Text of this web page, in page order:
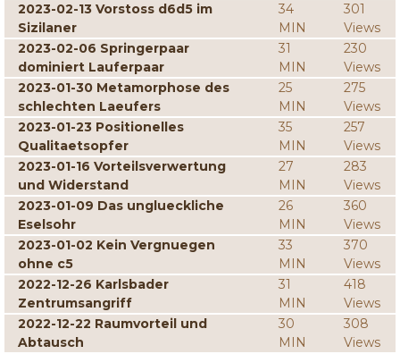
2023-02-13 Vorstoss d6d5 im
Sizilaner
34
MIN
301
Views
2023-02-06 Springerpaar
dominiert Lauferpaar
31
MIN
230
Views
2023-01-30 Metamorphose des
schlechten Laeufers
25
MIN
275
Views
2023-01-23 Positionelles
Qualitaetsopfer
35
MIN
257
Views
2023-01-16 Vorteilsverwertung
und Widerstand
27
MIN
283
Views
2023-01-09 Das unglueckliche
Eselsohr
26
MIN
360
Views
2023-01-02 Kein Vergnuegen
ohne c5
33
MIN
370
Views
2022-12-26 Karlsbader
Zentrumsangriff
31
MIN
418
Views
2022-12-22 Raumvorteil und
Abtausch
30
MIN
308
Views